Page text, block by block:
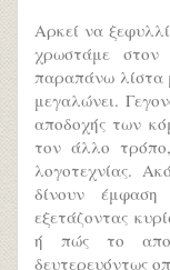
Αρκεί να
χρωστάμε
παραπάνω λίστα
μεγαλώνει.
αποδοχής των
τον άλλο
λογοτεχνίας.
δίνουν έμφαση
εξετάζοντας
ή πώς το
δευτερευόντως